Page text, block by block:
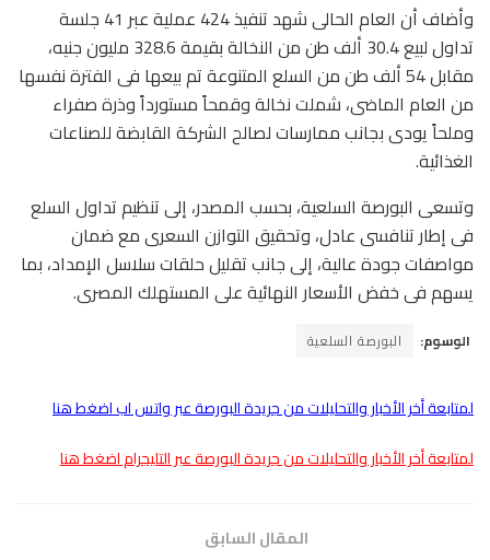
وأضاف أن العام الحالى شهد تنفيذ 424 عملية عبر 41 جلسة
تداول لبيع 30.4 ألف طن من النخالة بقيمة 328.6 مليون جنيه،
مقابل 54 ألف طن من السلع المتنوعة تم بيعها فى الفترة نفسها
من العام الماضى، شملت نخالة وقمحاً مستورداً وذرة صفراء
وملحاً يودى بجانب ممارسات لصالح الشركة القابضة للصناعات
الغذائية.
وتسعى البورصة السلعية، بحسب المصدر، إلى تنظيم تداول السلع
فى إطار تنافسى عادل، وتحقيق التوازن السعرى مع ضمان
مواصفات جودة عالية، إلى جانب تقليل حلقات سلاسل الإمداد، بما
يسهم فى خفض الأسعار النهائية على المستهلك المصرى.
الوسوم: البورصة السلعية
لمتابعة أخر الأخبار والتحليلات من جريدة البورصة عبر واتس اب اضغط هنا
لمتابعة أخر الأخبار والتحليلات من جريدة البورصة عبر التليجرام اضغط هنا
المقال السابق